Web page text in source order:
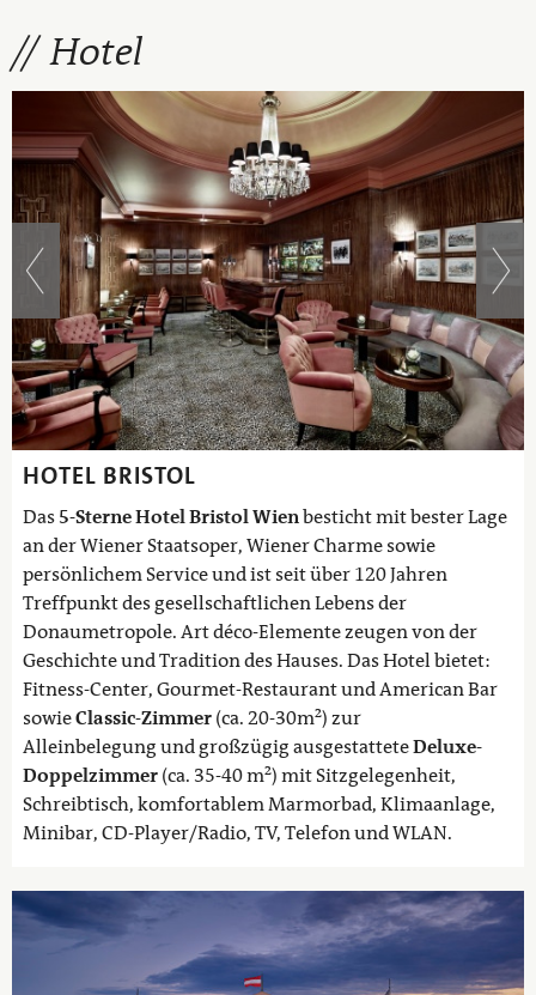
Hotel
HOTEL BRISTOL
Das5-Sterne Hotel Bristol Wienbesticht mit bester Lage
an der Wiener Staatsoper, Wiener Charme sowie
persönlichem Service und ist seit über 120 Jahren
Treffpunkt des gesellschaftlichen Lebens der
Donaumetropole. Art déco-Elemente zeugen von der
Geschichte und Tradition des Hauses. Das Hotel bietet:
Fitness-Center, Gourmet-Restaurant und American Bar
sowieClassic-Zimmer(ca. 20-30m²) zur
Alleinbelegung und großzügig ausgestatteteDeluxe-
Doppelzimmer(ca. 35-40 m²) mit Sitzgelegenheit,
Schreibtisch, komfortablem Marmorbad, Klimaanlage,
Minibar, CD-Player/Radio, TV, Telefon und WLAN.